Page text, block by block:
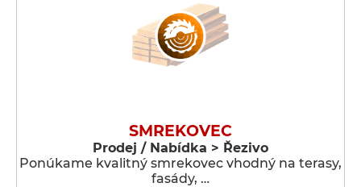
SMREKOVEC
Prodej / Nabídka > Řezivo
Ponúkame kvalitný smrekovec vhodný na terasy,
fasády, …